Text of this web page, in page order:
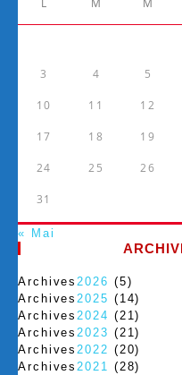
3 4 5
10 11 12
17 18 19
24 25 26
31
« Mai
Archives 2026 (5)
Archives 2025 (14)
Archives 2024 (21)
Archives 2023 (21)
Archives 2022 (20)
Archives 2021
(28)